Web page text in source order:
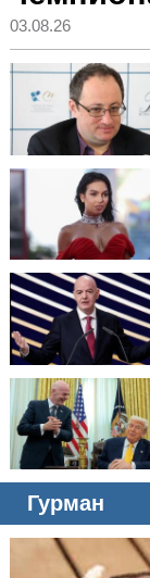
03.08.26
Гурман